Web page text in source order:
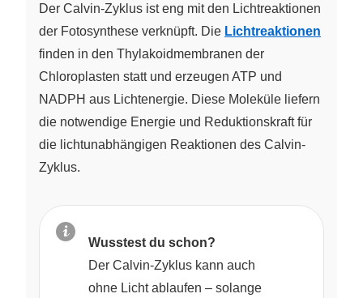
Der Calvin-Zyklus ist eng mit den Lichtreaktionen
der Fotosynthese verknüpft. Die Lichtreaktionen
finden in den Thylakoidmembranen der
Chloroplasten statt und erzeugen ATP und
NADPH aus Lichtenergie. Diese Moleküle liefern
die notwendige Energie und Reduktionskraft für
die lichtunabhängigen Reaktionen des Calvin-
Zyklus.
Wusstest du schon?
Der Calvin-Zyklus kann auch
ohne Licht ablaufen – solange